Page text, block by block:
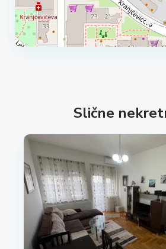
Slične